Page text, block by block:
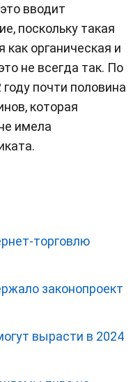
вводит
поскольку такая
как органическая и
не всегда так. По
почти половина
которая
имела
торговлю
законопроект
вырасти в 2024